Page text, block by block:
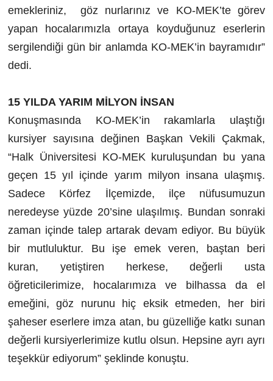
emekleriniz, göz nurlarınız ve KO-MEK’te görev
yapan hocalarımızla ortaya koyduğunuz eserlerin
sergilendiği gün bir anlamda KO-MEK’in bayramıdır”
dedi.
15 YILDA YARIM MİLYON İNSAN
Konuşmasında KO-MEK’in rakamlarla ulaştığı
kursiyer sayısına değinen Başkan Vekili Çakmak,
“Halk Üniversitesi KO-MEK kuruluşundan bu yana
geçen 15 yıl içinde yarım milyon insana ulaşmış.
Sadece Körfez İlçemizde, ilçe nüfusumuzun
neredeyse yüzde 20’sine ulaşılmış. Bundan sonraki
zaman içinde talep artarak devam ediyor. Bu büyük
bir mutluluktur. Bu işe emek veren, baştan beri
kuran, yetiştiren herkese, değerli usta
öğreticilerimize, hocalarımıza ve bilhassa da el
emeğini, göz nurunu hiç eksik etmeden, her biri
şaheser eserlere imza atan, bu güzelliğe katkı sunan
değerli kursiyerlerimize kutlu olsun. Hepsine ayrı ayrı
teşekkür ediyorum” şeklinde konuştu.